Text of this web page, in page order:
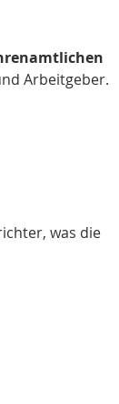
Arbeitgeber.
was die